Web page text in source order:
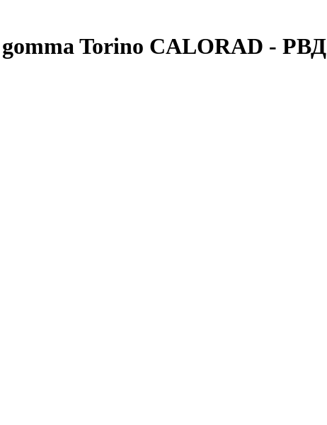
Torino CALORAD - РВД